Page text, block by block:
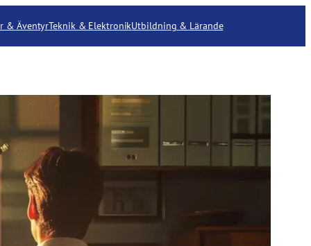
& ÄventyrTeknik & ElektronikUtbildning & Lärande